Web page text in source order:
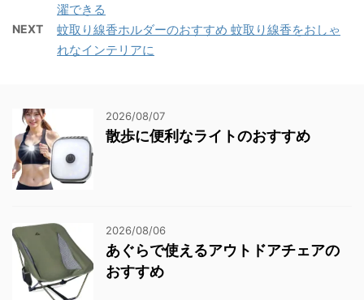
濯できる
NEXT
蚊取り線香ホルダーのおすすめ 蚊取り線香をおしゃ
れなインテリアに
2026/08/07
散歩に便利なライトのおすすめ
2026/08/06
あぐらで使えるアウトドアチェアの
おすすめ